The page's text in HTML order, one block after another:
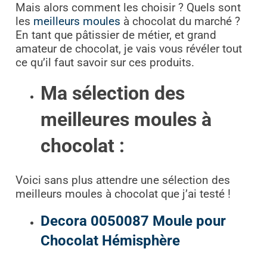
Mais alors comment les choisir ? Quels sont
les meilleurs moules à chocolat du marché ?
En tant que pâtissier de métier, et grand
amateur de chocolat, je vais vous révéler tout
ce qu’il faut savoir sur ces produits.
Ma sélection des
meilleures moules à
chocolat :
Voici sans plus attendre une sélection des
meilleurs moules à chocolat que j’ai testé !
Decora 0050087 Moule pour
Chocolat Hémisphère